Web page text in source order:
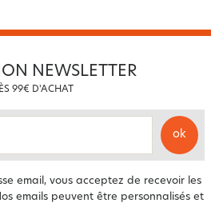
NEWSLETTER
99€ D'ACHAT
ok
email, vous acceptez de recevoir les
emails peuvent être personnalisés et